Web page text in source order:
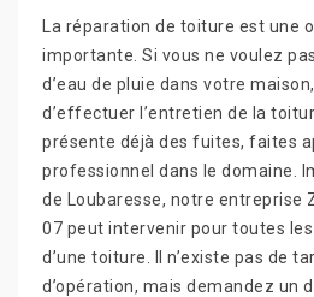
La réparation de toiture est une
importante. Si vous ne voulez
d’eau de pluie dans votre
d’effectuer l’entretien de la
présente déjà des fuites, faites
professionnel dans le domaine.
de Loubaresse, notre entreprise
07 peut intervenir pour toutes
d’une toiture. Il n’existe pas de
d’opération, mais demandez un